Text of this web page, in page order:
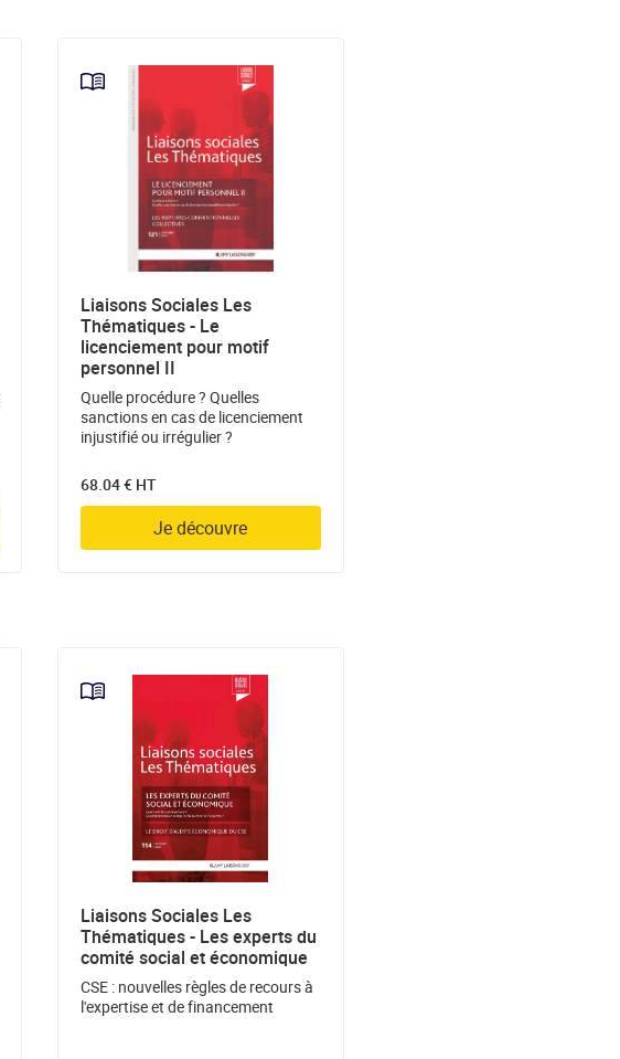
Liaisons Sociales Les
Thématiques - Le
licenciement pour motif
personnel II
Quelle procédure ? Quelles
sanctions en cas de licenciement
injustifié ou irrégulier ?
68.04 € HT
Je découvre
Liaisons Sociales Les
Thématiques - Les experts du
comité social et économique
CSE : nouvelles règles de recours à
l'expertise et de financement